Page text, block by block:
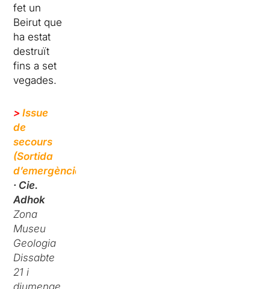
fet un
Beirut que
ha estat
destruït
fins a set
vegades.
>Issue
de
secours
(Sortida
d’emergència)
· Cie.
Adhok
Zona
Museu
Geologia
Dissabte
21 i
diumenge